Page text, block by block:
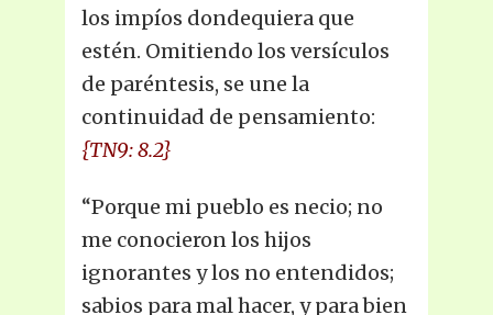
los impíos dondequiera que
estén. Omitiendo los versículos
de paréntesis, se une la
continuidad de pensamiento:
{TN9: 8.2}
“Porque mi pueblo es necio; no
me conocieron los hijos
ignorantes y los no entendidos;
sabios para mal hacer, y para bien